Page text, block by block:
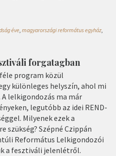
éve magyarországi református egyház
forgatagban
program közül
különleges helyszín, ahol mi
lelkigondozás ma már
legutóbb az idei REND-
Milyenek ezek a
szükség? Szépné Czippán
Református Lelkigondozói
a fesztiváli jelenlétről.